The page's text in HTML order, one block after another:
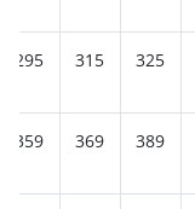
295 315 325
359 369 389